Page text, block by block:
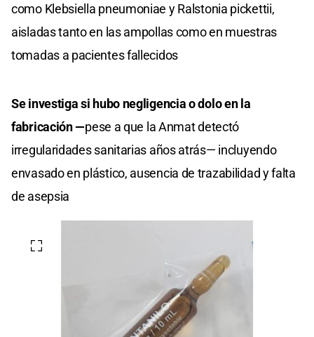
como Klebsiella pneumoniae y Ralstonia pickettii,
aisladas tanto en las ampollas como en muestras
tomadas a pacientes fallecidos
Se investiga si hubo negligencia o dolo en la
fabricación —pese a que la Anmat detectó
irregularidades sanitarias años atrás— incluyendo
envasado en plástico, ausencia de trazabilidad y falta
de asepsia